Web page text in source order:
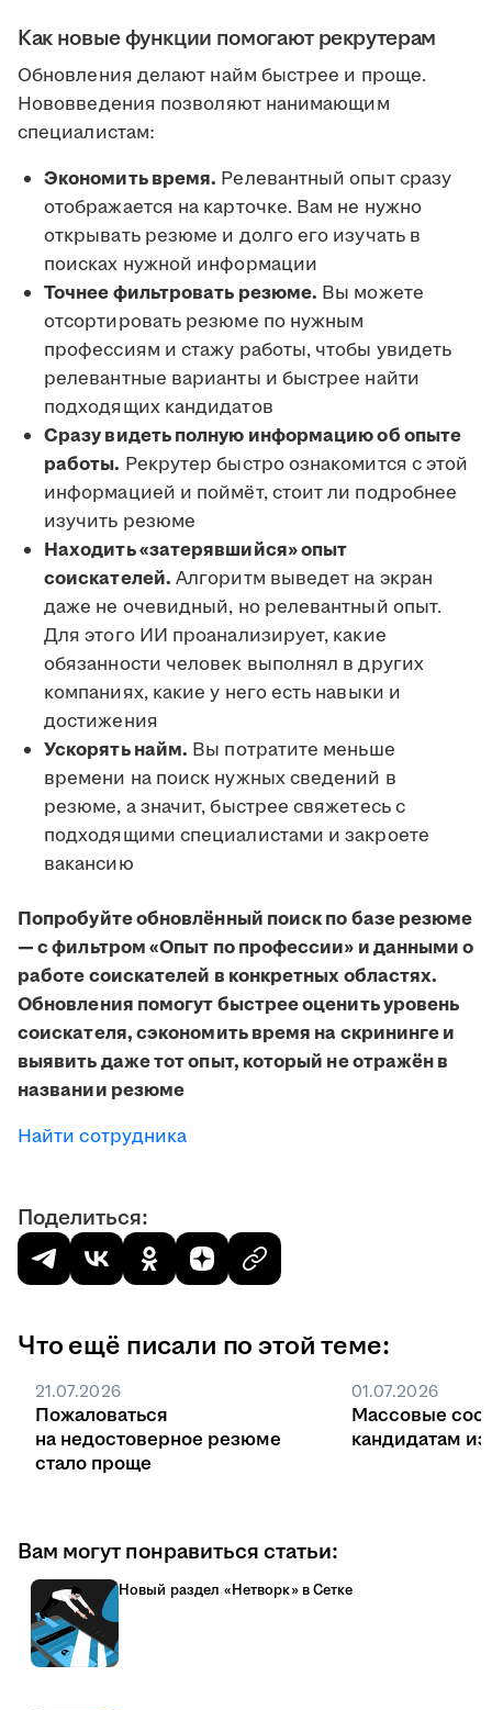
Как новые функции помогают рекрутерам
Обновления делают найм быстрее и проще.
Нововведения позволяют нанимающим
специалистам:
Экономить время. Релевантный опыт сразу
отображается на карточке. Вам не нужно
открывать резюме и долго его изучать в
поисках нужной информации
Точнее фильтровать резюме. Вы можете
отсортировать резюме по нужным
профессиям и стажу работы, чтобы увидеть
релевантные варианты и быстрее найти
подходящих кандидатов
Сразу видеть полную информацию об опыте
работы. Рекрутер быстро ознакомится с этой
информацией и поймёт, стоит ли подробнее
изучить резюме
Находить «затерявшийся» опыт
соискателей. Алгоритм выведет на экран
даже не очевидный, но релевантный опыт.
Для этого ИИ проанализирует, какие
обязанности человек выполнял в других
компаниях, какие у него есть навыки и
достижения
Ускорять найм. Вы потратите меньше
времени на поиск нужных сведений в
резюме, а значит, быстрее свяжетесь с
подходящими специалистами и закроете
вакансию
Попробуйте обновлённый поиск по базе резюме
— с фильтром «Опыт по профессии» и данными о
работе соискателей в конкретных областях.
Обновления помогут быстрее оценить уровень
соискателя, сэкономить время на скрининге и
выявить даже тот опыт, который не отражён в
названии резюме
Найти сотрудника
Поделиться:
Что ещё писали по этой теме:
21.07.2026
Пожаловаться
на недостоверное резюме
стало проще
01.07.2026
Массовые
кандидатам
Вам могут понравиться статьи:
Новый раздел «Нетворк» в Сетке